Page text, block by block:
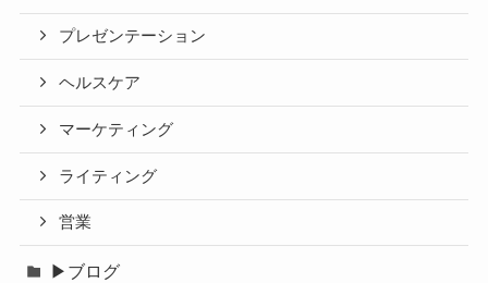
プレゼンテーション
ヘルスケア
マーケティング
ライティング
営業
▶ブログ